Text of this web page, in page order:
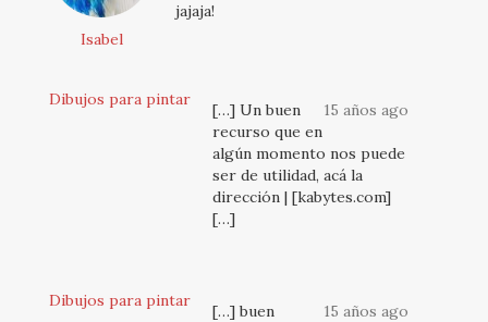
Isabel
jajaja!
Dibujos para pintar
15 años ago
[…] Un buen
recurso que en
algún momento nos puede
ser de utilidad, acá la
dirección | [kabytes.com]
[…]
Dibujos para pintar
15 años ago
[…] buen